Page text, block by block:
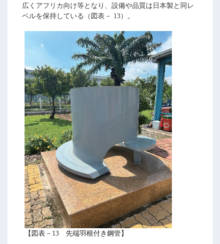
広くアフリカ向け等となり、設備や品質は日本製と同レ
ベルを保持している（図表－ 13）。
【図表－13 先端羽根付き鋼管】